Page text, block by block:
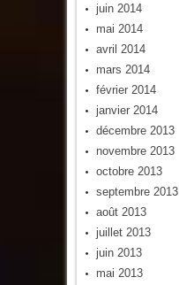
juin 2014
mai 2014
avril 2014
mars 2014
février 2014
janvier 2014
décembre 2013
novembre 2013
octobre 2013
septembre 2013
août 2013
juillet 2013
juin 2013
mai 2013